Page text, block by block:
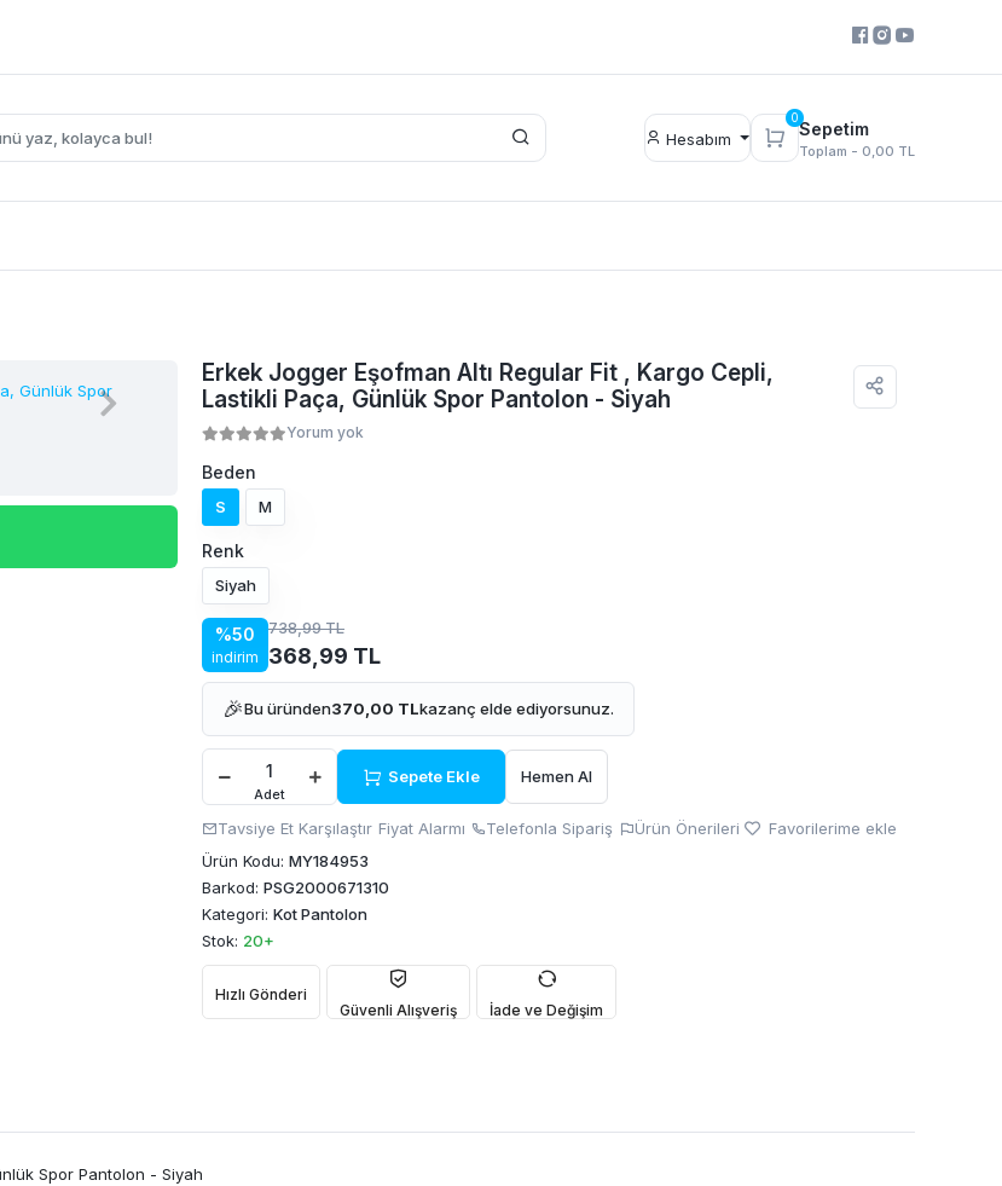
Hesabım
0
Sepetim
Toplam - 0,00 TL
Erkek Jogger Eşofman Altı Regular Fit , Kargo Cepli,
Lastikli Paça, Günlük Spor Pantolon - Siyah
Yorum yok
Beden
S M
Renk
Siyah
%50
indirim
738,99 TL
368,99 TL
🎉Bu üründen370,00 TLkazanç elde ediyorsunuz.
Adet
Sepete Ekle Hemen Al
Tavsiye Et Karşılaştır Fiyat Alarmı Telefonla Sipariş Ürün Önerileri
Favorilerime ekle
Ürün Kodu: MY184953
Barkod: PSG2000671310
Kategori: Kot Pantolon
Stok: 20+
Hızlı Gönderi
Güvenli Alışveriş
İade ve Değişim
Spor Pantolon - Siyah